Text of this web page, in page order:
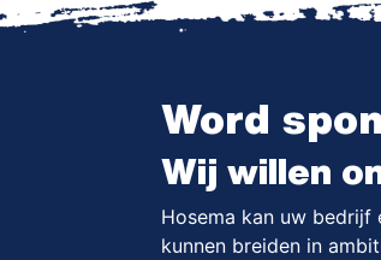
Word
Wij willen
Hosema kan uw bedrijf
kunnen breiden in